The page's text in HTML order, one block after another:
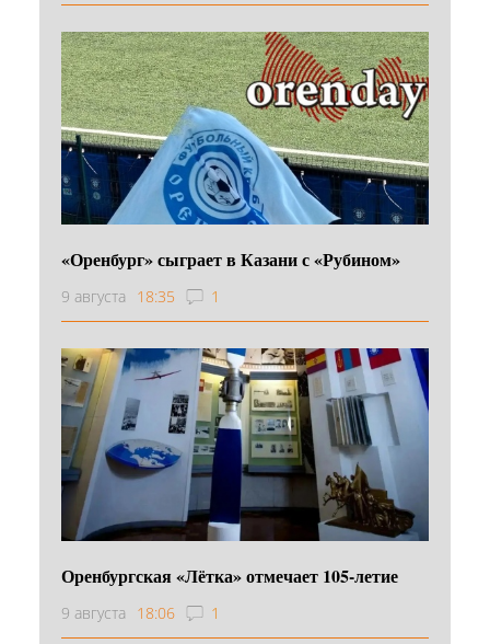
«Оренбург» сыграет в Казани с «Рубином»
9 августа 18:35 1
Оренбургская «Лётка» отмечает 105-летие
9 августа 18:06 1